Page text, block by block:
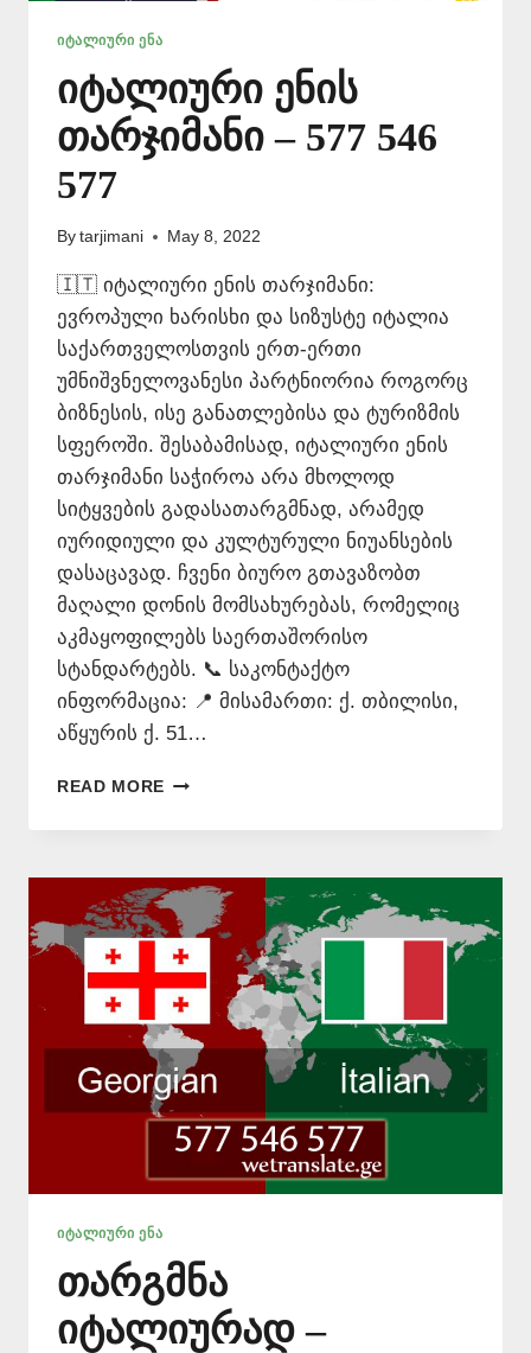
ᲘᲢᲐᲚᲘᲣᲠᲘ ᲔᲜᲐ
იტალიური ენის
თარჯიმანი – 577 546
577
By tarjimani May 8, 2022
🇮🇹 იტალიური ენის თარჯიმანი:
ევროპული ხარისხი და სიზუსტე იტალია
საქართველოსთვის ერთ-ერთი
უმნიშვნელოვანესი პარტნიორია როგორც
ბიზნესის, ისე განათლებისა და ტურიზმის
სფეროში. შესაბამისად, იტალიური ენის
თარჯიმანი საჭიროა არა მხოლოდ
სიტყვების გადასათარგმნად, არამედ
იურიდიული და კულტურული ნიუანსების
დასაცავად. ჩვენი ბიურო გთავაზობთ
მაღალი დონის მომსახურებას, რომელიც
აკმაყოფილებს საერთაშორისო
სტანდარტებს. 📞 საკონტაქტო
ინფორმაცია: 📍 მისამართი: ქ. თბილისი,
აწყურის ქ. 51…
READ MORE ᲘᲢᲐᲚᲘᲣᲠᲘ
ᲗᲐᲠᲯᲘᲛᲐᲜᲘ
577
546
577
ᲘᲢᲐᲚᲘᲣᲠᲘ ᲔᲜᲐ
თარგმნა
იტალიურად –